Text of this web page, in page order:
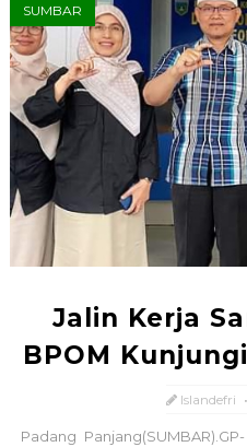
SUMBAR
Jalin Kerja
BPOM
Islandefri
Padang